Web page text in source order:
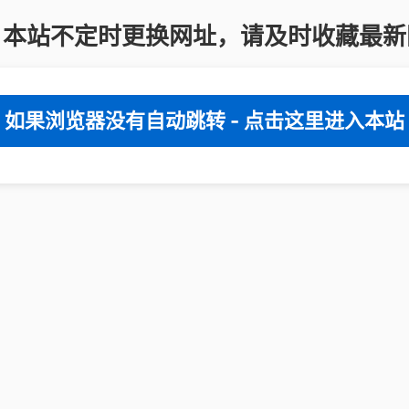
站不定时更换网址，请及时收藏最
如果浏览器没有自动跳转 - 点击这里进入本站